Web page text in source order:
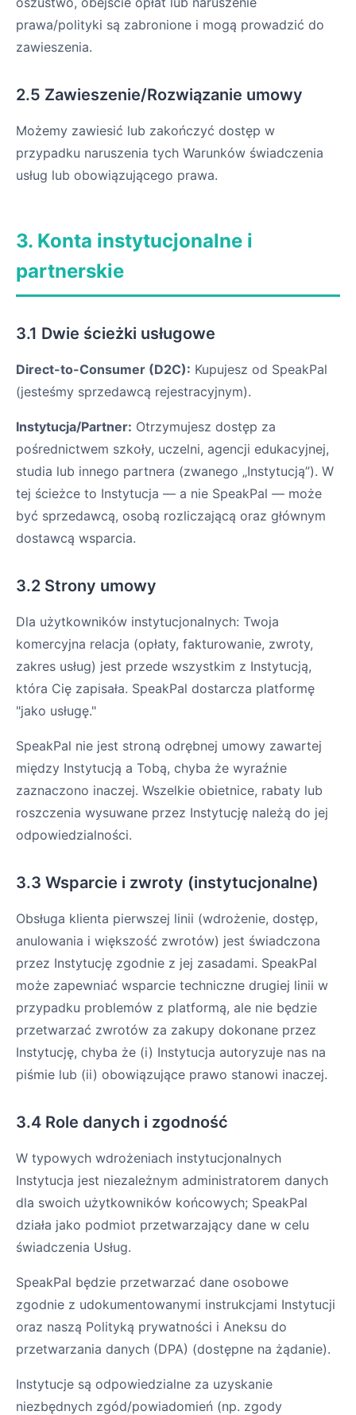
prawa/polityki są zabronione i mogą prowadzić do
zawieszenia.
2.5 Zawieszenie/Rozwiązanie umowy
Możemy zawiesić lub zakończyć dostęp w
przypadku naruszenia tych Warunków świadczenia
usług lub obowiązującego prawa.
3. Konta instytucjonalne i
partnerskie
3.1 Dwie ścieżki usługowe
Direct-to-Consumer (D2C): Kupujesz od SpeakPal
(jesteśmy sprzedawcą rejestracyjnym).
Instytucja/Partner: Otrzymujesz dostęp za
pośrednictwem szkoły, uczelni, agencji edukacyjnej,
studia lub innego partnera (zwanego „Instytucją”). W
tej ścieżce to Instytucja — a nie SpeakPal — może
być sprzedawcą, osobą rozliczającą oraz głównym
dostawcą wsparcia.
3.2 Strony umowy
Dla użytkowników instytucjonalnych: Twoja
komercyjna relacja (opłaty, fakturowanie, zwroty,
zakres usług) jest przede wszystkim z Instytucją,
która Cię zapisała. SpeakPal dostarcza platformę
"jako usługę."
SpeakPal nie jest stroną odrębnej umowy zawartej
między Instytucją a Tobą, chyba że wyraźnie
zaznaczono inaczej. Wszelkie obietnice, rabaty lub
roszczenia wysuwane przez Instytucję należą do jej
odpowiedzialności.
3.3 Wsparcie i zwroty (instytucjonalne)
Obsługa klienta pierwszej linii (wdrożenie, dostęp,
anulowania i większość zwrotów) jest świadczona
przez Instytucję zgodnie z jej zasadami. SpeakPal
może zapewniać wsparcie techniczne drugiej linii w
przypadku problemów z platformą, ale nie będzie
przetwarzać zwrotów za zakupy dokonane przez
Instytucję, chyba że (i) Instytucja autoryzuje nas na
piśmie lub (ii) obowiązujące prawo stanowi inaczej.
3.4 Role danych i zgodność
W typowych wdrożeniach instytucjonalnych
Instytucja jest niezależnym administratorem danych
dla swoich użytkowników końcowych; SpeakPal
działa jako podmiot przetwarzający dane w celu
świadczenia Usług.
SpeakPal będzie przetwarzać dane osobowe
zgodnie z udokumentowanymi instrukcjami Instytucji
oraz naszą Polityką prywatności i Aneksu do
przetwarzania danych (DPA) (dostępne na żądanie).
Instytucje są odpowiedzialne za uzyskanie
niezbędnych zgód/powiadomień (np. zgody